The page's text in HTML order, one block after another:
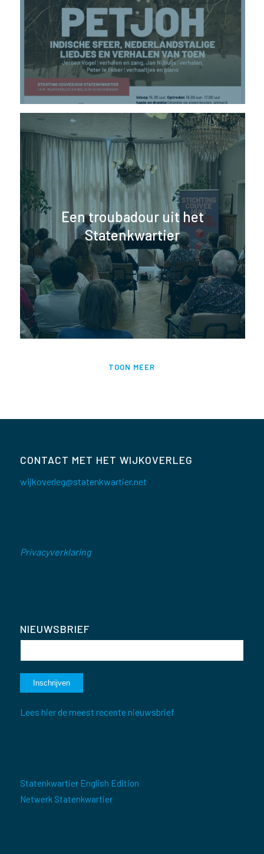
Een troubadour uit het
Statenkwartier
TOON MEER
CONTACT MET HET WIJKOVERLEG
wijkoverleg@statenkwartier.net
Privacyverklaring
NIEUWSBRIEF
Lees hier de meest recente nieuwsbrief
Statenkwartier English Edition
Netwerk Statenkwartier